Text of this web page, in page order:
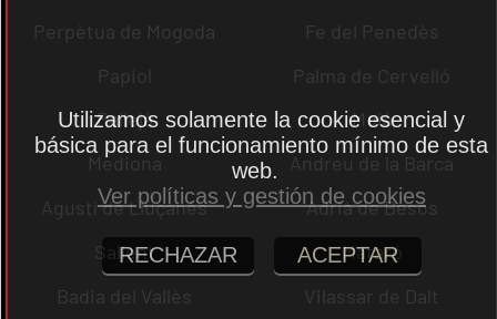
Perpètua de Mogoda
Fe del Penedès
Papiol
Palma de Cervelló
Pallejà
Moià
Mediona
Andreu de la Barca
Agustí de Lluçanès
Adrià de Besòs
Sallent
Mataró
Badia del Vallès
Vilassar de Dalt
Utilizamos solamente la cookie esencial y
básica para el funcionamiento mínimo de esta
web.
Ver políticas y gestión de cookies
RECHAZAR ACEPTAR